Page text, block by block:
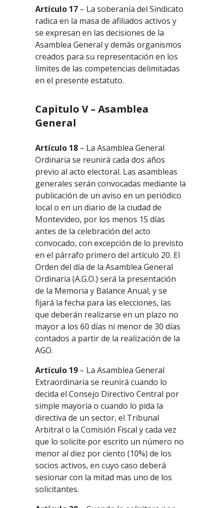
Artículo 17 – La soberanía del Sindicato
radica en la masa de afiliados activos y
se expresan en las decisiones de la
Asamblea General y demás organismos
creados para su representación en los
límites de las competencias delimitadas
en el presente estatuto.
Capitulo V – Asamblea
General
Artículo 18 – La Asamblea General
Ordinaria se reunirá cada dos años
previo al acto electoral. Las asambleas
generales serán convocadas mediante la
publicación de un aviso en un periódico
local o en un diario de la ciudad de
Montevideo, por los menos 15 días
antes de la celebración del acto
convocado, con excepción de lo previsto
en el párrafo primero del artículo 20. El
Orden del día de la Asamblea General
Ordinaria (A.G.O.) será la presentación
de la Memoria y Balance Anual, y se
fijará la fecha para las elecciones, las
que deberán realizarse en un plazo no
mayor a los 60 días ni menor de 30 días
contados a partir de la realización de la
AGO.
Artículo 19 – La Asamblea General
Extraordinaria se reunirá cuando lo
decida el Consejo Directivo Central por
simple mayoría o cuando lo pida la
directiva de un sector, el Tribunal
Arbitral o la Comisión Fiscal y cada vez
que lo solicite por escrito un número no
menor al diez por ciento (10%) de los
socios activos, en cuyo caso deberá
sesionar con la mitad mas uno de los
solicitantes.